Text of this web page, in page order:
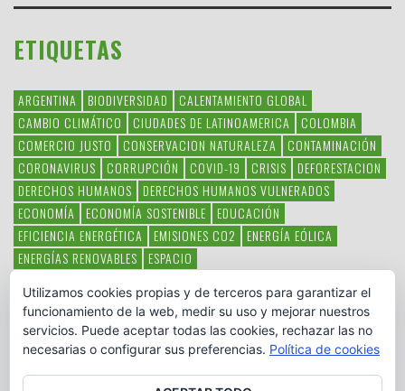
ETIQUETAS
ARGENTINA BIODIVERSIDAD
CALENTAMIENTO GLOBAL
CAMBIO CLIMÁTICO
CIUDADES DE LATINOAMERICA
COLOMBIA
COMERCIO JUSTO
CONSERVACION NATURALEZA
CONTAMINACIÓN
CORONAVIRUS
CORRUPCIÓN COVID-19 CRISIS
DEFORESTACION
DERECHOS HUMANOS
DERECHOS HUMANOS VULNERADOS
ECONOMÍA
ECONOMÍA SOSTENIBLE
EDUCACIÓN
EFICIENCIA ENERGÉTICA
EMISIONES CO2
ENERGÍA EÓLICA
ENERGÍAS RENOVABLES
ESPACIO
HAMBRE LATINOAMÉRICA MEDIO AMBIENTE
MÉXICO
OBJETIVOS DEL MILENIO
ONGS PAZ POBREZA POESÍA
POLITICA
PUEBLOS INDÍGENAS RSC RSE
SOBERANÍA ALIMENTARIA
SOLIDARIDAD SOSTENIBILIDAD TECNOLOGÍA VERTIDO PETROLEO
Utilizamos cookies propias y de terceros para garantizar el
funcionamiento de la web, medir su uso y mejorar nuestros
servicios. Puede aceptar todas las cookies, rechazar las no
necesarias o configurar sus preferencias. Política de cookies